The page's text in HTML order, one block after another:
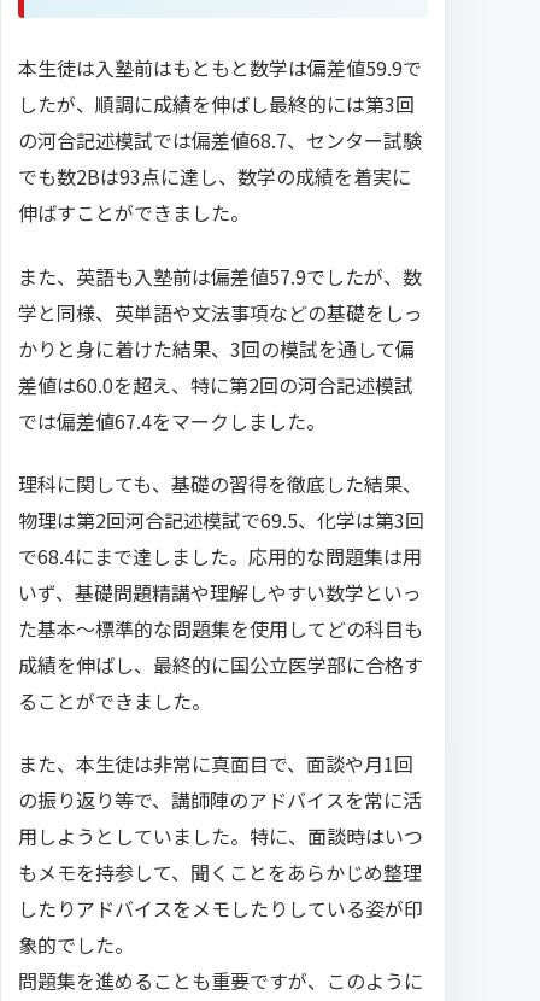
本生徒は入塾前はもともと数学は偏差値59.9で
したが、順調に成績を伸ばし最終的には第3回
の河合記述模試では偏差値68.7、センター試験
でも数2Bは93点に達し、数学の成績を着実に
伸ばすことができました。
また、英語も入塾前は偏差値57.9でしたが、数
学と同様、英単語や文法事項などの基礎をしっ
かりと身に着けた結果、3回の模試を通して偏
差値は60.0を超え、特に第2回の河合記述模試
では偏差値67.4をマークしました。
理科に関しても、基礎の習得を徹底した結果、
物理は第2回河合記述模試で69.5、化学は第3回
で68.4にまで達しました。応用的な問題集は用
いず、基礎問題精講や理解しやすい数学といっ
た基本～標準的な問題集を使用してどの科目も
成績を伸ばし、最終的に国公立医学部に合格す
ることができました。
また、本生徒は非常に真面目で、面談や月1回
の振り返り等で、講師陣のアドバイスを常に活
用しようとしていました。特に、面談時はいつ
もメモを持参して、聞くことをあらかじめ整理
したりアドバイスをメモしたりしている姿が印
象的でした。
問題集を進めることも重要ですが、このように